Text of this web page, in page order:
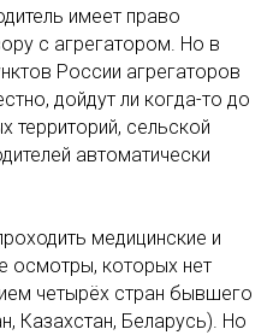
имеет право
с агрегатором. Но в
России агрегаторов
дойдут ли когда-то до
территорий, сельской
автоматически
медицинские и
осмотры, которых нет
четырёх стран бывшего
Казахстан, Беларусь). Но